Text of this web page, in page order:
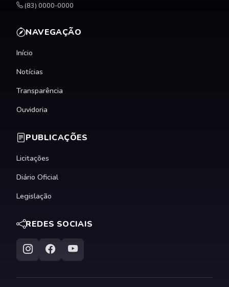
(83) 0000-0000
NAVEGAÇÃO
Início
Notícias
Transparência
Ouvidoria
PUBLICAÇÕES
Licitações
Diário Oficial
Legislação
REDES SOCIAIS